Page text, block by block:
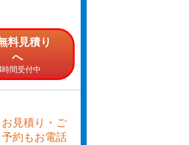
料見積り
へ
時間受付中
お見積り・ご
予約もお電話